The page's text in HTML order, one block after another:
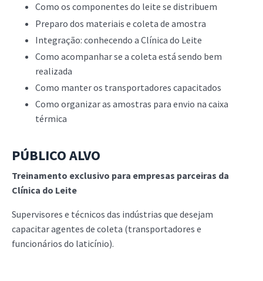
Como os componentes do leite se distribuem
Preparo dos materiais e coleta de amostra
Integração: conhecendo a Clínica do Leite
Como acompanhar se a coleta está sendo bem
realizada
Como manter os transportadores capacitados
Como organizar as amostras para envio na caixa
térmica
PÚBLICO ALVO
Treinamento exclusivo para empresas parceiras da
Clínica do Leite
Supervisores e técnicos das indústrias que desejam
capacitar agentes de coleta (transportadores e
funcionários do laticínio).